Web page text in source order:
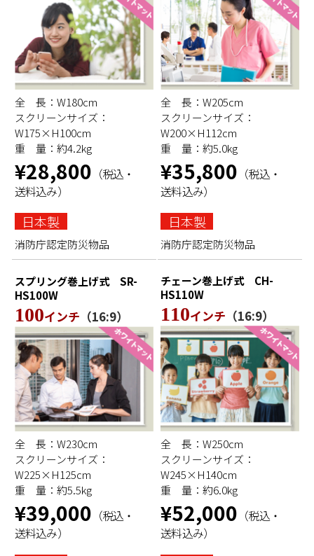
全 長：W180cm
スクリーンサイズ：
W175×H100cm
重 量：約4.2kg
¥28,800 （税込・
送料込み）
日本製
消防庁認定防災物品
全 長：W205cm
スクリーンサイズ：
W200×H112cm
重 量：約5.0kg
¥35,800 （税込・
送料込み）
日本製
消防庁認定防災物品
スプリング巻上げ式 SR-
HS100W
100インチ （16:9）
全 長：W230cm
スクリーンサイズ：
W225×H125cm
重 量：約5.5kg
¥39,000 （税込・
送料込み）
チェーン巻上げ式 CH-
HS110W
110インチ （16:9）
全 長：W250cm
スクリーンサイズ：
W245×H140cm
重 量：約6.0kg
¥52,000 （税込・
送料込み）